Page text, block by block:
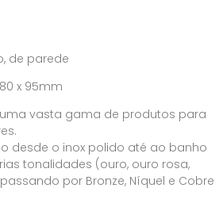
de parede
x 95mm
vasta gama de produtos para
desde o inox polido até ao banho
tonalidades (ouro, ouro rosa,
por Bronze, Níquel e Cobre